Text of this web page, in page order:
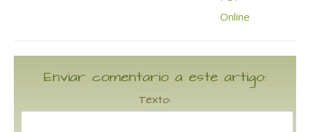
Enviar comentario a este artigo:
Texto: